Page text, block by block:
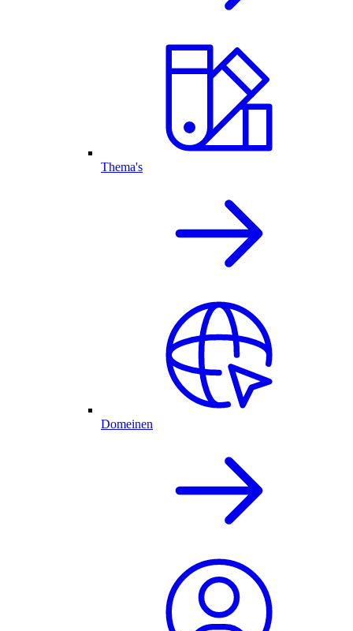
Thema's
Domeinen